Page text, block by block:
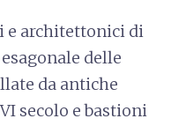
e architettonici di
delle
da antiche
secolo e bastioni